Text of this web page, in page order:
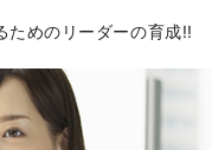
ためのリーダーの育成!!